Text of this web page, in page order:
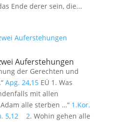
Ende derer sein, die...
Auferstehungen
der Gerechten und
Apg. 24,15EÜ 1. Was
mit allen
alle sterben …“ 1.Kor.
5,12 2. Wohin gehen alle